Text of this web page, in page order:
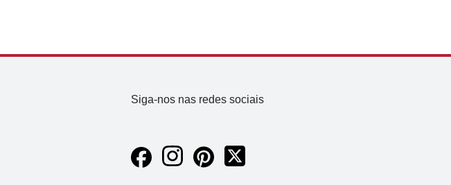
Siga-nos nas redes sociais